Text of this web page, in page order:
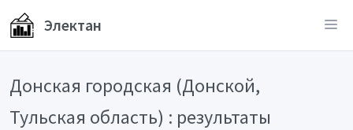
Электан
Донская городская (Донской,
Тульская область) : результаты